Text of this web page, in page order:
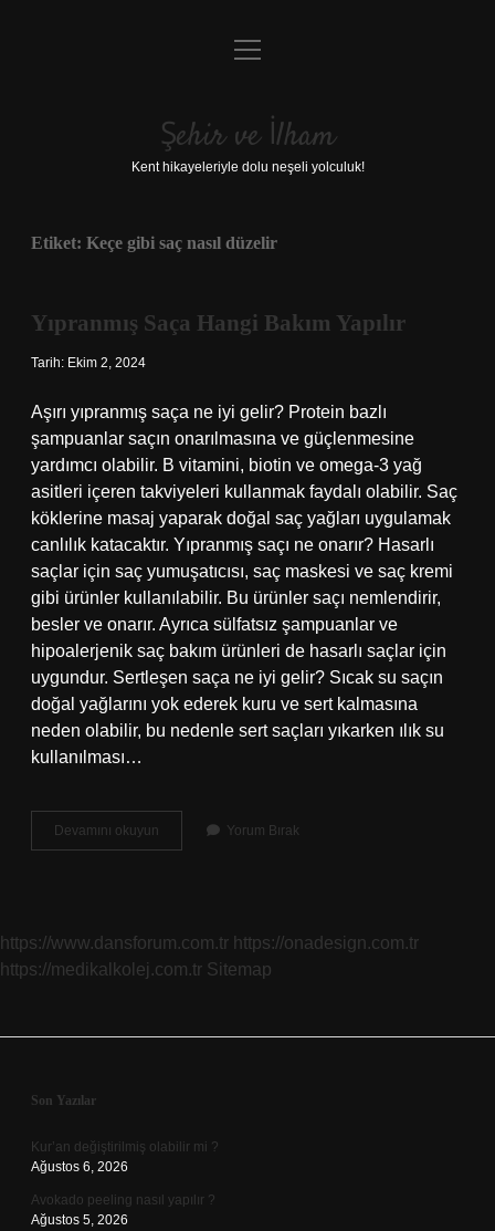
Anasayfa
Yasal Uyarı
menüyü
Şehir ve İlham
Kent hikayeleriyle dolu neşeli yolculuk!
Etiket: Keçe gibi saç nasıl düzelir
Yıpranmış Saça Hangi Bakım Yapılır
Tarih: Ekim 2, 2024
Aşırı yıpranmış saça ne iyi gelir? Protein bazlı
şampuanlar saçın onarılmasına ve güçlenmesine
yardımcı olabilir. B vitamini, biotin ve omega-3 yağ
asitleri içeren takviyeleri kullanmak faydalı olabilir. Saç
köklerine masaj yaparak doğal saç yağları uygulamak
canlılık katacaktır. Yıpranmış saçı ne onarır? Hasarlı
saçlar için saç yumuşatıcısı, saç maskesi ve saç kremi
gibi ürünler kullanılabilir. Bu ürünler saçı nemlendirir,
besler ve onarır. Ayrıca sülfatsız şampuanlar ve
hipoalerjenik saç bakım ürünleri de hasarlı saçlar için
uygundur. Sertleşen saça ne iyi gelir? Sıcak su saçın
doğal yağlarını yok ederek kuru ve sert kalmasına
neden olabilir, bu nedenle sert saçları yıkarken ılık su
kullanılması…
Devamını okuyun Yıpranmış
Saça
Yorum Bırak
https://www.dansforum.com.tr https://onadesign.com.tr
https://medikalkolej.com.tr Sitemap
Sidebar
Son Yazılar
Kur’an değiştirilmiş olabilir mi ?
Ağustos 6, 2026
Avokado peeling nasıl yapılır ?
Ağustos 5, 2026